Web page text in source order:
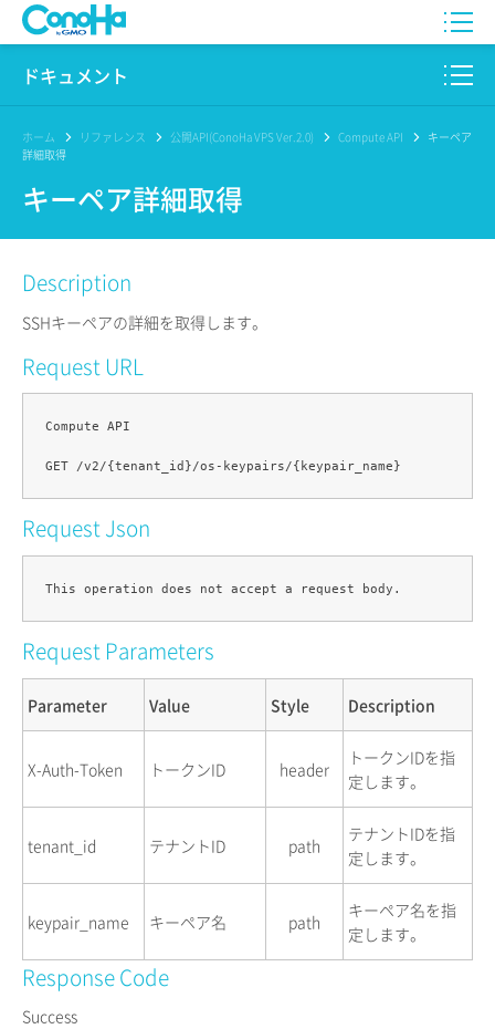
WING
Pencil
サービス一覧
サポート
ドキュメント
このサイトについて
プロダクト
リファレンス
リリースノート
ホーム リファレンス 公開API(ConoHa VPS Ver.2.0) Compute API
キーペア
詳細取得
キーペア詳細取得
Description
SSHキーペアの詳細を取得します。
Request URL
Compute API
Request Json
Request Parameters
Parameter Value Style Description
X-Auth-Token トークンID header
トークンIDを指
定します。
tenant_id テナントID path
テナントIDを指
定します。
keypair_name キーペア名 path
キーペア名を指
定します。
Response Code
Success